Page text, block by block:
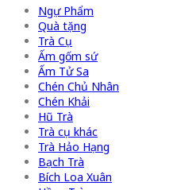
Ngự Phẩm
Quà tặng
Trà Cụ
Ấm gốm sứ
Ấm Tử Sa
Chén Chủ Nhân
Chén Khải
Hũ Trà
Trà cụ khác
Trà Hảo Hạng
Bạch Trà
Bích Loa Xuân